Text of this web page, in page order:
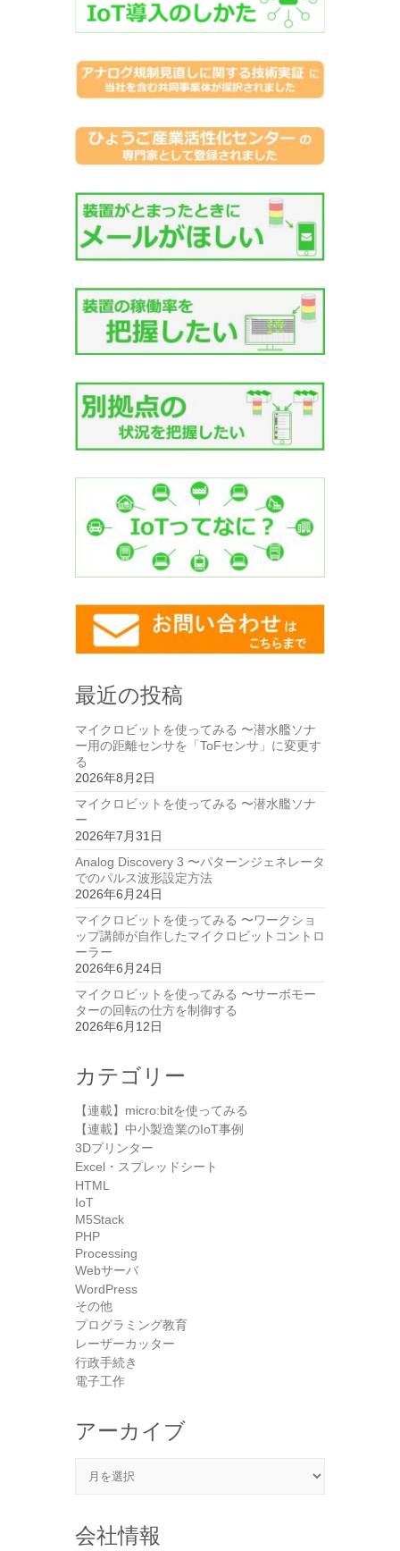
最近の投稿
マイクロビットを使ってみる 〜潜水艦ソナ
ー用の距離センサを「ToFセンサ」に変更す
る
2026年8月2日
マイクロビットを使ってみる 〜潜水艦ソナ
ー
2026年7月31日
Analog Discovery 3 〜パターンジェネレータ
でのパルス波形設定方法
2026年6月24日
マイクロビットを使ってみる 〜ワークショ
ップ講師が自作したマイクロビットコントロ
ーラー
2026年6月24日
マイクロビットを使ってみる 〜サーボモー
ターの回転の仕方を制御する
2026年6月12日
カテゴリー
【連載】micro:bitを使ってみる
【連載】中小製造業のIoT事例
3Dプリンター
Excel・スプレッドシート
HTML
IoT
M5Stack
PHP
Processing
Webサーバ
WordPress
その他
プログラミング教育
レーザーカッター
行政手続き
電子工作
アーカイブ
会社情報